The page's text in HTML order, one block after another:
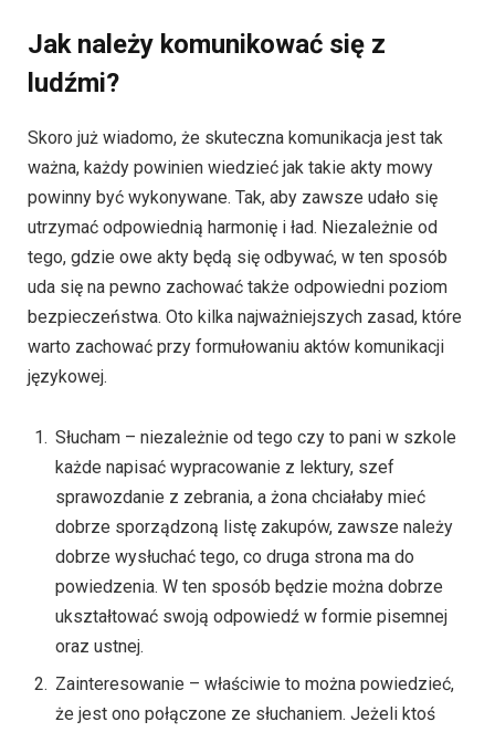
Jak należy komunikować się z
ludźmi?
Skoro już wiadomo, że skuteczna komunikacja jest tak
ważna, każdy powinien wiedzieć jak takie akty mowy
powinny być wykonywane. Tak, aby zawsze udało się
utrzymać odpowiednią harmonię i ład. Niezależnie od
tego, gdzie owe akty będą się odbywać, w ten sposób
uda się na pewno zachować także odpowiedni poziom
bezpieczeństwa. Oto kilka najważniejszych zasad, które
warto zachować przy formułowaniu aktów komunikacji
językowej.
Słucham – niezależnie od tego czy to pani w szkole
każde napisać wypracowanie z lektury, szef
sprawozdanie z zebrania, a żona chciałaby mieć
dobrze sporządzoną listę zakupów, zawsze należy
dobrze wysłuchać tego, co druga strona ma do
powiedzenia. W ten sposób będzie można dobrze
ukształtować swoją odpowiedź w formie pisemnej
oraz ustnej.
Zainteresowanie – właściwie to można powiedzieć,
że jest ono połączone ze słuchaniem. Jeżeli ktoś